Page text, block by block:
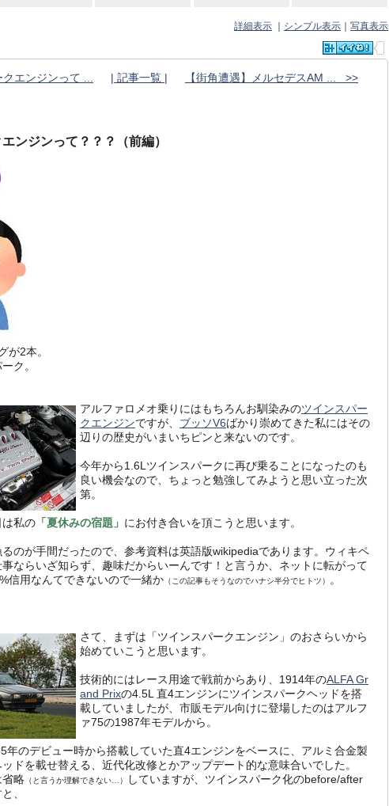
詳細表示 シンプル表示 写真表示
エンジンって ... | 記事一覧 | 【街角遭遇】メルセデスAM ... >>
ンジンって？？？（前編）
が2本。
ク。
アルファロメオ乗りにはもちろんお馴染みのツインスパー
クエンジンですが、 ブッソV6ばかり崇めてきた私にはその
辺りの歴史がいまいちピンと来ないのです。
今年から1.6Lツインスパークに再び乗ることになったのも
良い機会なので、ちょっと勉強してみようと思い立った次
第。
は私の 「夏休みの宿題」 にお付き合いを頂こうと思います。
のが手間だったので、参考資料は英語版wikipediaであります。ウィキペ
ならいざ知らず、趣味だからいーんです！と言うか、ネットに転がって
信用なんてできないので一緒か （この記事もそうなのでハナシ半分でヒトツ） 。
さて、まずは「ツインスパークエンジン」のおさらいから
始めていこうと思います。
技術的にはレース用途で戦前からあり、1914年のALFA Gr
and Prixの4.5L 直4エンジンにツインスパークヘッドを搭
載していましたが、市販モデル向けに登場したのはアルフ
ァ75の1987年モデルから。
年のデビュー時から搭載していた直4エンジンをベースに、アルミ合金製
ドを載せ替える、近代化改修とかアップデート的な意味合いでした。
省略 （と言うか理解できない…）
していますが、ツインスパーク化のbefore/after
、